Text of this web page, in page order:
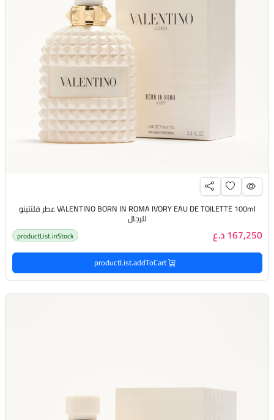
VALENTINO BORN IN ROMA IVORY EAU DE TOILETTE 100ml عطر فلنتينو
للرجال
167,250 د.ع productList.inStock
productList.addToCart